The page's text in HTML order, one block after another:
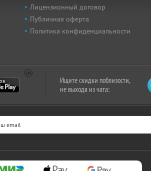
Лицензионный договор
Публичная оферта
Политика конфиденциальности
Ищите скидки поблизости,
не выходя из чата: